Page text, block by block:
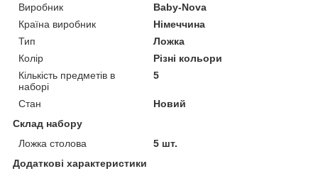
Виробник
Baby-Nova
Країна виробник
Німеччина
Тип
Ложка
Колір
Різні кольори
Кількість предметів в
наборі
5
Стан
Новий
Склад набору
Ложка столова
5 шт.
Додаткові характеристики